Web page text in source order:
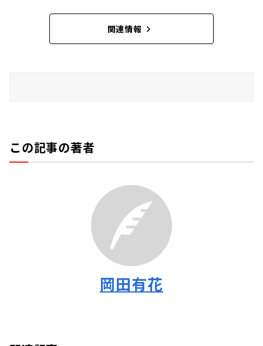
関連情報
この記事の著者
岡田有花